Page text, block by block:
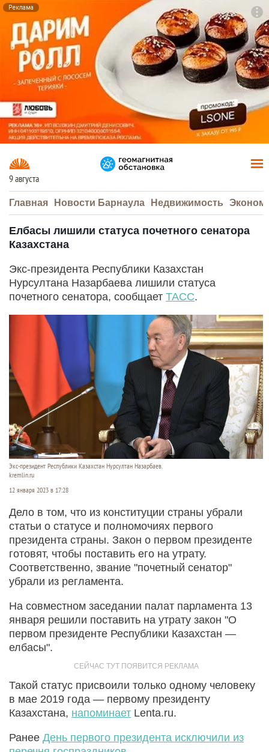
Реклама
9 августа
Главная Новости Барнаула Недвижимость
Елбасы лишили статуса почетного сенатора
Казахстана
Экс-президента Республики Казахстан
Нурсултана Назарбаева лишили статуса
почетного сенатора, сообщает ТАСС.
Экс-президент Республики Казахстан Нурсултан Назарбаев.
kremlin.ru
12 января 2023 в 17:28
Дело в том, что из конституции страны убрали
статьи о статусе и полномочиях первого
президента страны. Закон о первом президенте
готовят, чтобы поставить его на утрату.
Соответственно, звание "почетный сенатор"
убрали из регламента.
На совместном заседании палат парламента 13
января решили поставить на утрату закон "О
первом президенте Республики Казахстан —
елбасы".
Такой статус присвоили только одному человеку
в мае 2019 года — первому президенту
Казахстана, напоминает Lenta.ru.
Ранее День первого президента исключили из